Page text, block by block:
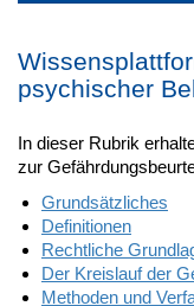
psychischer
In dieser Rubrik
zur
Grundsätzliches
Definitionen
Rechtliche
Der Kreislauf der
Methoden und